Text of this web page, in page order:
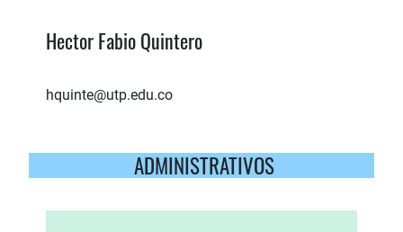
Hector Fabio Quintero
hquinte@utp.edu.co
ADMINISTRATIVOS